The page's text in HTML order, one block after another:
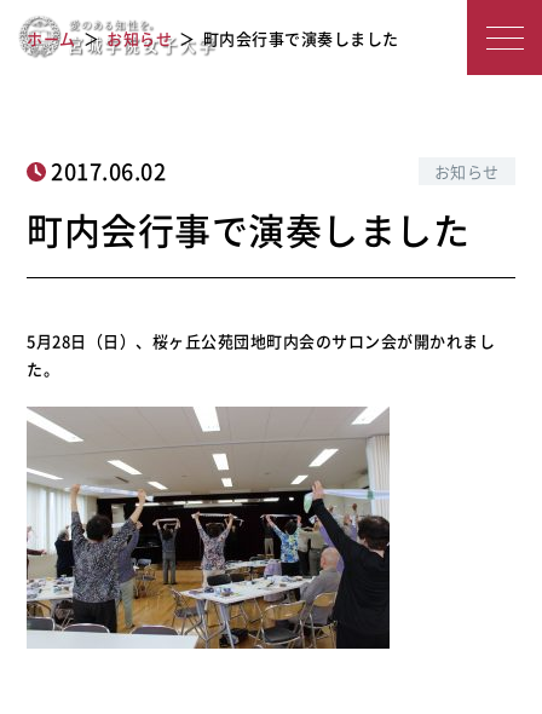
宮
女
子
学
町内会行事で演奏しました
ホーム お知らせ 町内会行事で演奏しました
2017.06.02 お知らせ
町内会行事で演奏しました
5月28日（日）、桜ヶ丘公苑団地町内会のサロン会が開かれまし
た。